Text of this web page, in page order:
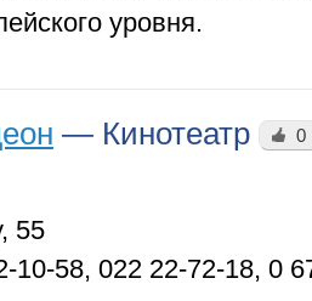
уровня.
— Кинотеатр 0
55
10-58, 022 22-72-18, 0